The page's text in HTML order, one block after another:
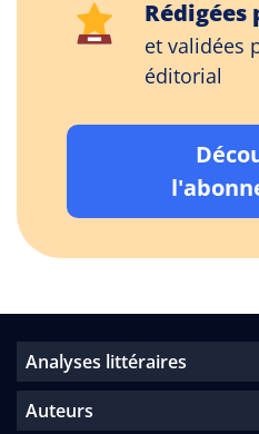
Rédigées
et validées
éditorial
Analyses littéraires
Auteurs